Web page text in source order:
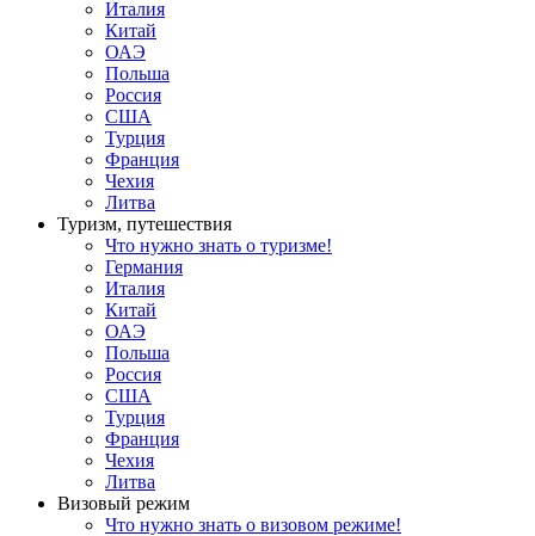
Италия
Китай
ОАЭ
Польша
Россия
США
Турция
Франция
Чехия
Литва
Туризм, путешествия
Что нужно знать о туризме!
Германия
Италия
Китай
ОАЭ
Польша
Россия
США
Турция
Франция
Чехия
Литва
Визовый режим
Что нужно знать о визовом режиме!